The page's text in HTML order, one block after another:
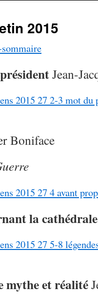
2015
Jean-
2015 27 2-3 mot du
Boniface
2015 27 4 avant
la cathédrale
2015 27 5-8
mythe et réalité